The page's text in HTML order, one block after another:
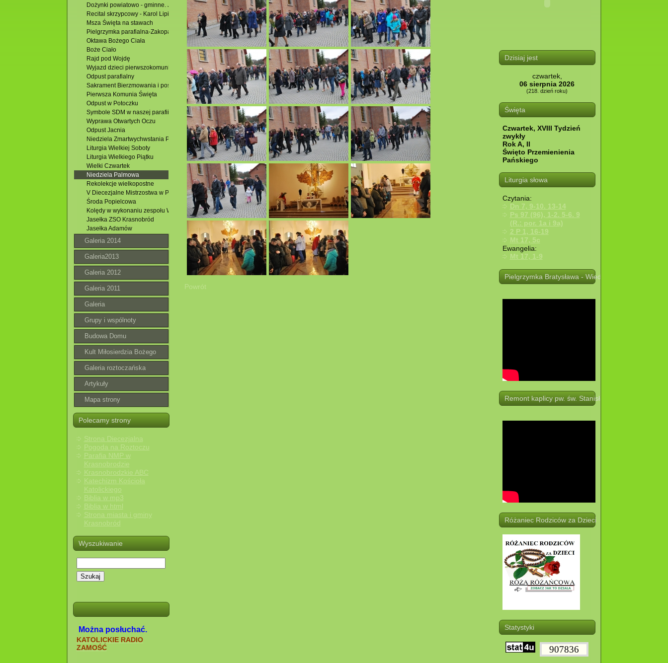
Dożynki powiatowo - gminne. Jacnia 2015
Recital skrzypcowy - Karol Lipiński-Brańka
Msza Święta na stawach
Pielgrzymka parafialna-Zakopane
Oktawa Bożego Ciała
Boże Ciało
Rajd pod Wojdę
Wyjazd dzieci pierwszokomunijnych
Odpust parafialny
Sakrament Bierzmowania i poświęcenie Domu Parafialnego
Pierwsza Komunia Święta
Odpust w Potoczku
Symbole SDM w naszej parafii
Wyprawa Otwartych Oczu
Odpust Jacnia
Niedziela Zmartwychwstania Pańskiego
Liturgia Wielkiej Soboty
Liturgia Wielkiego Piątku
Wielki Czwartek
Niedziela Palmowa
Rekolekcje wielkopostne
V Diecezjalne Mistrzostwa w Piłce Siatkowej
Środa Popielcowa
Kolędy w wykonaniu zespołu Wójtowianie
Jasełka ZSO Krasnobród
Jasełka Adamów
Galeria 2014
Galeria2013
Galeria 2012
Galeria 2011
Galeria
Grupy i wspólnoty
Budowa Domu
Parafialnego
Kult Miłosierdzia Bożego
Galeria roztoczańska
Artykuły
Mapa strony
Polecamy strony
Strona Diecezjalna
Pogoda na Roztoczu
Parafia NMP w
Krasnobrodzie
Krasnobrodzkie ABC
Katechizm Kościoła
Katolickiego
Biblia w mp3
Biblia w html
Strona miasta i gminy
Krasnobród
Wyszukiwanie
Szukaj
Można posłuchać.
KATOLICKIE RADIO
ZAMOŚĆ
Powrót
Dzisiaj jest
czwartek,
06 sierpnia 2026
(218. dzień roku)
Święta
Czwartek, XVIII Tydzień
zwykły
Rok A, II
Święto Przemienienia
Pańskiego
Liturgia słowa
Czytania:
Dn 7, 9-10. 13-14
Ps 97 (96), 1-2. 5-6. 9
(R.: por. 1a i 9a)
2 P 1, 16-19
Mt 17, 5c
Ewangelia:
Mt 17, 1-9
Pielgrzymka Bratysława - Wiedeń. 19 -21.08.2025 r.
Remont kaplicy pw. św. Stanisława w Potoczku
Różaniec Rodziców za Dzieci
Statystyki
907836